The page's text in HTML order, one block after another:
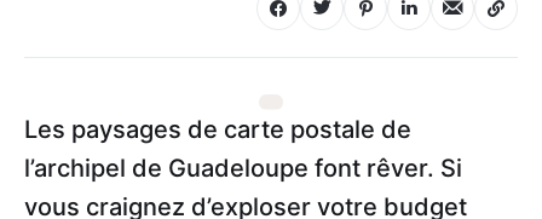
Les paysages de carte postale de
l’archipel de Guadeloupe font rêver. Si
vous craignez d’exploser votre budget